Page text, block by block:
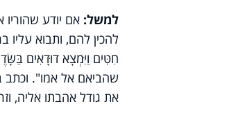
למשל: אם יודע
להכין להם, ותבוא
חִטִּים וַיִּמְצָא דוּדָאִים
שהביאם אל אמו". וכתב
את גודל אהבתו אליה,